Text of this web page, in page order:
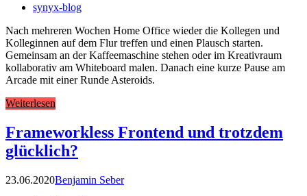
synyx-blog
Nach mehreren Wochen Home Office wieder die Kollegen und
Kolleginnen auf dem Flur treffen und einen Plausch starten.
Gemeinsam an der Kaffeemaschine stehen oder im Kreativraum
kollaborativ am Whiteboard malen. Danach eine kurze Pause am
Arcade mit einer Runde Asteroids.
Weiterlesen
Frameworkless Frontend und trotzdem
glücklich?
23.06.2020Benjamin Seber